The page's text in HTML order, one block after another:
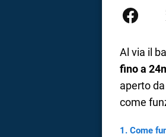
la
Al via il
fino a
aperto
come
Come